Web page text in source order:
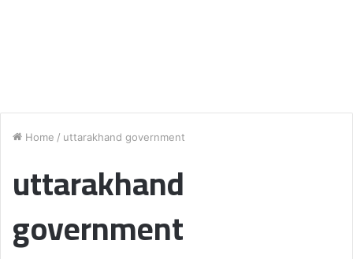
Home / uttarakhand government
uttarakhand
government